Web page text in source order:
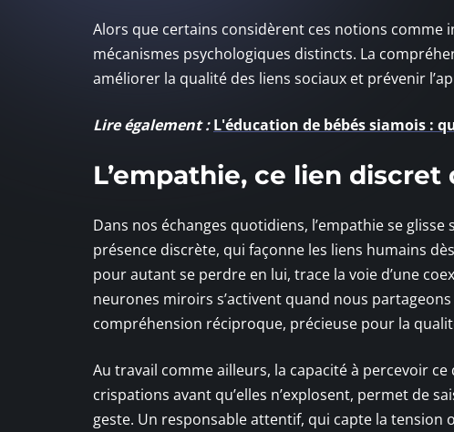
Alors que certains considèrent ces notions comme
mécanismes psychologiques distincts. La
améliorer la qualité des liens sociaux et prévenir
Lire également : L'éducation de bébés siamois :
L’empathie, ce lien
Dans nos échanges quotidiens, l’empathie se
présence discrète, qui façonne les liens humains
pour autant se perdre en lui, trace la voie d’une
neurones miroirs s’activent quand nous
compréhension réciproque, précieuse pour la
Au travail comme ailleurs, la capacité à percevoir
crispations avant qu’elles n’explosent, permet de
geste. Un responsable attentif, qui capte la